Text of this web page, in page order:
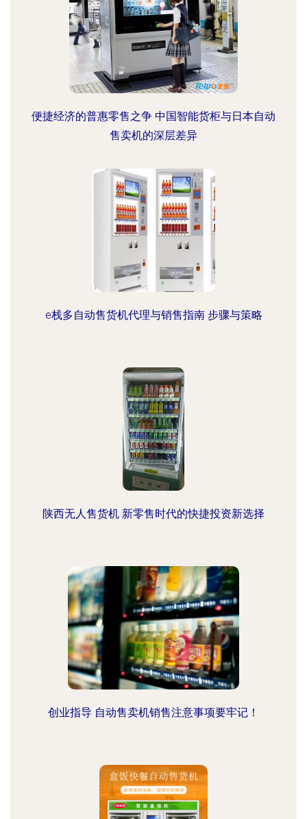
便捷经济的普惠零售之争 中国智能货柜与日本自动
售卖机的深层差异
e栈多自动售货机代理与销售指南 步骤与策略
陕西无人售货机 新零售时代的快捷投资新选择
创业指导 自动售卖机销售注意事项要牢记！